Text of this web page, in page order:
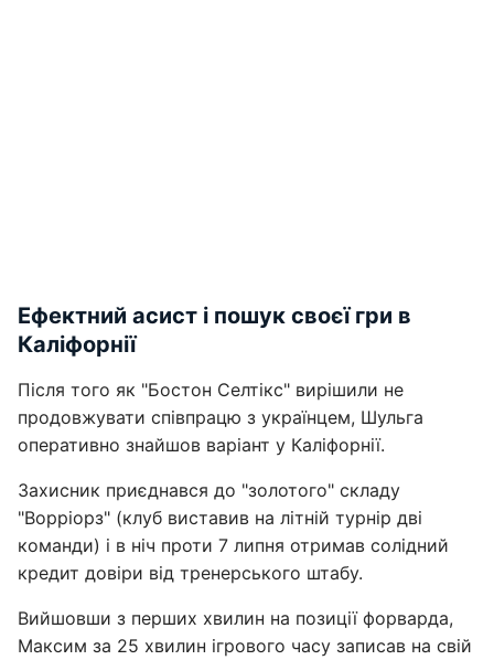
Ефектний асист і пошук своєї гри в
Каліфорнії
Після того як "Бостон Селтікс" вирішили не
продовжувати співпрацю з українцем, Шульга
оперативно знайшов варіант у Каліфорнії.
Захисник приєднався до "золотого" складу
"Ворріорз" (клуб виставив на літній турнір дві
команди) і в ніч проти 7 липня отримав солідний
кредит довіри від тренерського штабу.
Вийшовши з перших хвилин на позиції форварда,
Максим за 25 хвилин ігрового часу записав на свій